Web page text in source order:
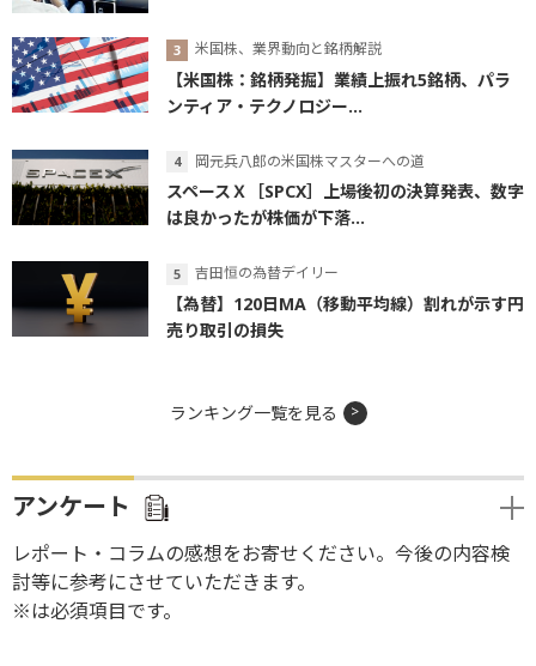
米国株、業界動向と銘柄解説
【米国株：銘柄発掘】業績上振れ5銘柄、パラ
ンティア・テクノロジー...
岡元兵八郎の米国株マスターへの道
スペースＸ［SPCX］上場後初の決算発表、数字
は良かったが株価が下落...
吉田恒の為替デイリー
【為替】120日MA（移動平均線）割れが示す円
売り取引の損失
ランキング一覧を見る
アンケート
レポート・コラムの感想をお寄せください。今後の内容検
討等に参考にさせていただきます。
※は必須項目です。